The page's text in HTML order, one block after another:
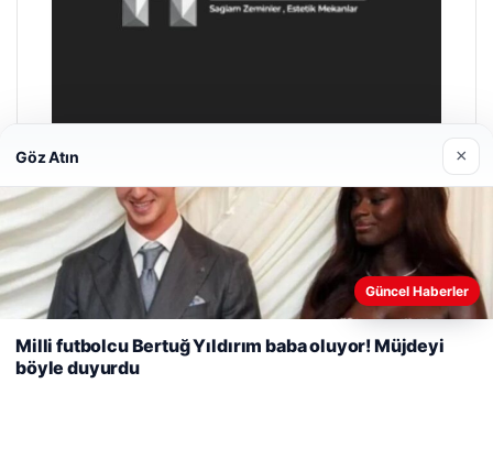
Enes Kaplan Avukatlık Bürosu
28/04/2026
Web sitemizi nasıl kullandığınızı daha iyi anlayabilmek,
deneyiminizi kişiselleştirmek ve geliştirmek amacıyla çerezler
kullanıyoruz.
Çerez Politikamız
Reddet
Göz Atın ×
Güncel Haberler
Milli futbolcu Bertuğ Yıldırım baba oluyor! Müjdeyi
böyle duyurdu